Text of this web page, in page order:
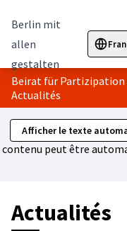
Berlin mit
allen
gestalten
Beirat für
Actualités
Afficher le texte
contenu peut être
Actualités